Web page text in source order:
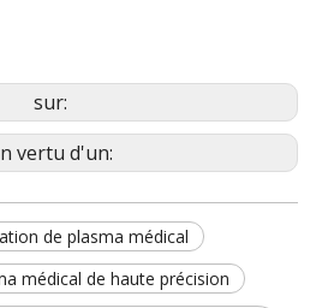
sur:
vertu d'un:
de plasma médical
médical de haute précision